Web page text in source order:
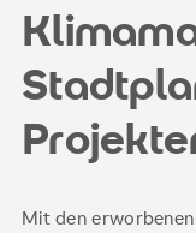
Mit den